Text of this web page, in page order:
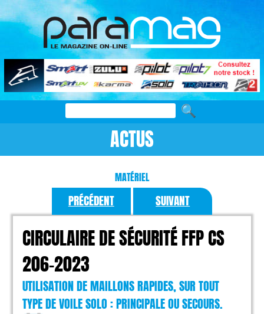
ACTUS
MATÉRIEL
PRÉCÉDENT SUIVANT
CIRCULAIRE DE SÉCURITÉ FFP CS
206-2023
UTILISATION DE MAILLONS RAPIDES, SUR TOUT
TYPE DE VOILE SOLO : PRINCIPALE OU SECOURS.